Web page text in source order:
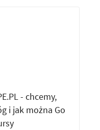
- chcemy,
i jak można Go